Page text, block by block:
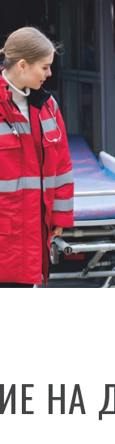
НА